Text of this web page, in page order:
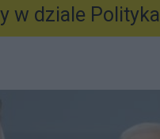
w dziale Polityka